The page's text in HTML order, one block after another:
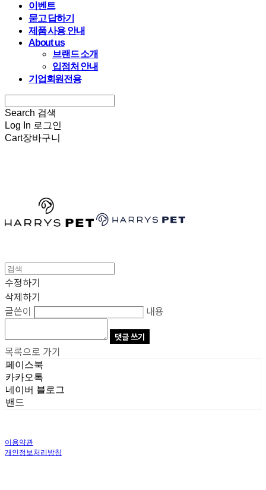
이벤트
묻고 답하기
제품 사용 안내
About us
브랜드 소개
입점처 안내
기업회원전용
Search 검색
Log In 로그인
Cart장바구니
수정하기
삭제하기
글쓴이
내용
댓글 쓰기
목록으로 가기
페이스북
카카오톡
네이버 블로그
밴드
이용약관
개인정보처리방침